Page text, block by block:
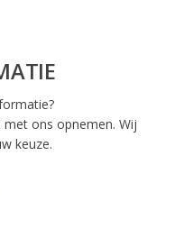
ons opnemen. Wij
keuze.